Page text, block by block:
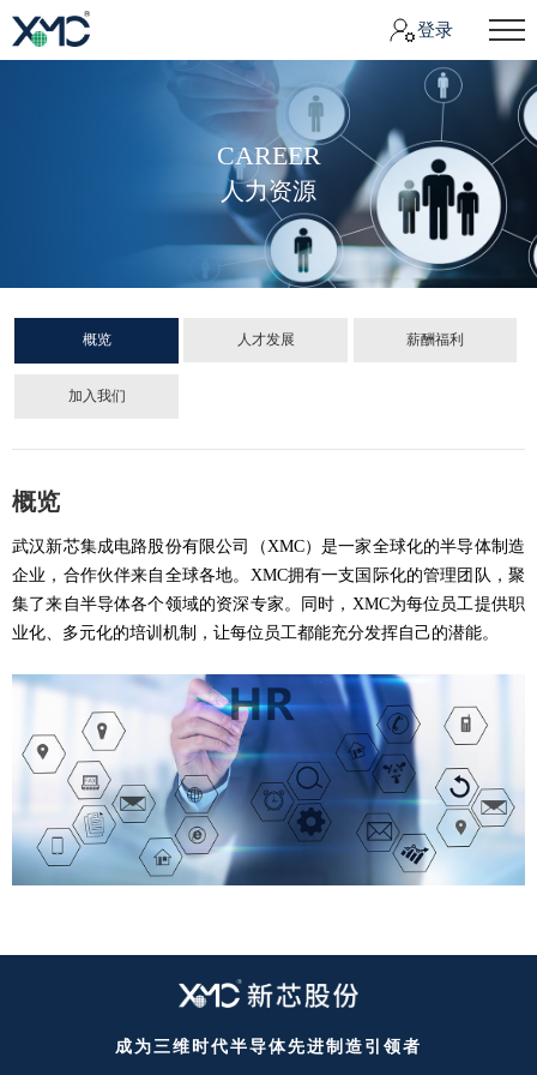
登录
CAREER
人力资源
概览 人才发展 薪酬福利
加入我们
概览
武汉新芯集成电路股份有限公司（XMC）是一家全球化的半导体制造
企业，合作伙伴来自全球各地。XMC拥有一支国际化的管理团队，聚
集了来自半导体各个领域的资深专家。同时，XMC为每位员工提供职
业化、多元化的培训机制，让每位员工都能充分发挥自己的潜能。
成为三维时代半导体先进制造引领者